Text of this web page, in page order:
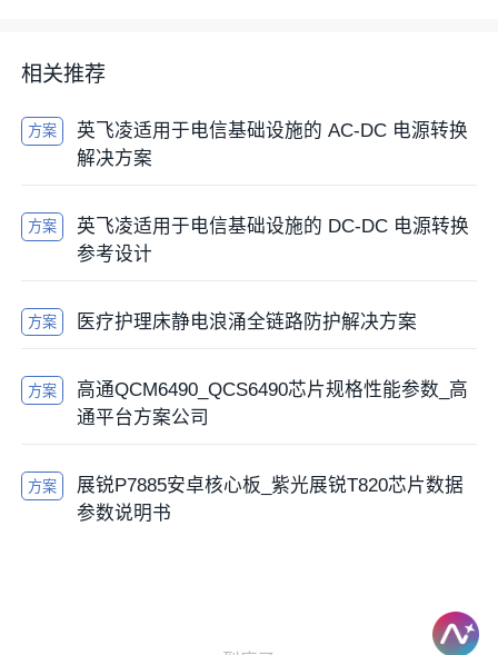
相关推荐
方案
英飞凌适用于电信基础设施的 AC-DC 电源转换
解决方案
方案
英飞凌适用于电信基础设施的 DC-DC 电源转换
参考设计
方案 医疗护理床静电浪涌全链路防护解决方案
方案
高通QCM6490_QCS6490芯片规格性能参数_高
通平台方案公司
方案
展锐P7885安卓核心板_紫光展锐T820芯片数据
参数说明书